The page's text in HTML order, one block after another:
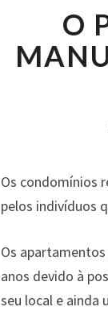
O
Os condomínios
pelos indivíduos
Os
anos devido à
seu local e ainda